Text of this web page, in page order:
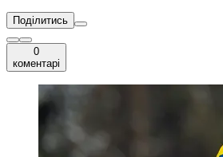
Поділитись
0
коментарі